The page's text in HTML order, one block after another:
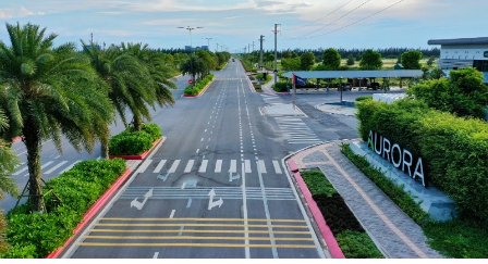
THỂ THAO
GIÁO DỤC
Y TẾ
KHOA HỌC - CÔNG NGHỆ
MÔI TRƯỜNG